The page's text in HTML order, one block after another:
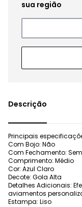
Principais
Com Bojo: Não
Com Fechamento:
Comprimento: Médio
Cor: Azul Claro
Decote: Gola Alta
Detalhes Adicionais:
aviamentos
Estampa: Liso